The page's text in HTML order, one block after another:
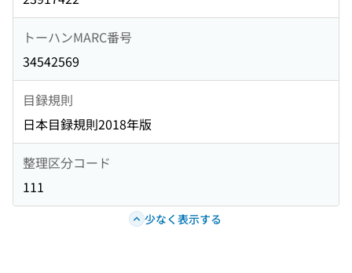
トーハンMARC番号
34542569
目録規則
日本目録規則2018年版
整理区分コード
111
少なく表示する